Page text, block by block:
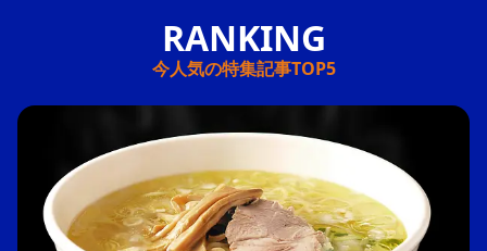
今人気の特集記事TOP5